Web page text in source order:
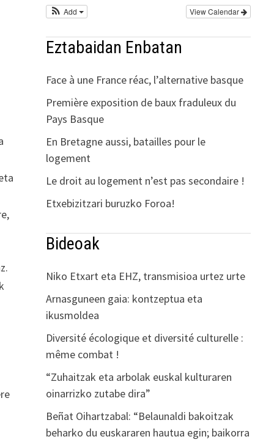
View Calendar
Add
Eztabaidan Enbatan
Face à une France réac, l’alternative basque
Première exposition de baux fraduleux du
Pays Basque
En Bretagne aussi, batailles pour le
logement
Le droit au logement n’est pas secondaire !
Etxebizitzari buruzko Foroa!
Bideoak
Niko Etxart eta EHZ, transmisioa urtez urte
Arnasguneen gaia: kontzeptua eta
ikusmoldea
Diversité écologique et diversité culturelle :
même combat !
“Zuhaitzak eta arbolak euskal kulturaren
oinarrizko zutabe dira”
Beñat Oihartzabal: “Belaunaldi bakoitzak
beharko du euskararen hautua egin; baikorra